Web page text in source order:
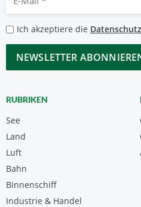
Mail
*
Datenschutzbestimmungen
*
Ich akzeptiere die
CAPTCHA
RUBRIKEN
See
Land
Luft
Bahn
Binnenschiff
Industrie & Handel